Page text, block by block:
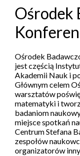
Ośrodek
Ośrodek
jest częścią
Akademii Nauk i
Głównym celem
warsztatów
matematyki i
badaniom
miejsce spotkań
Centrum Stefana
zespołów
organizatorów